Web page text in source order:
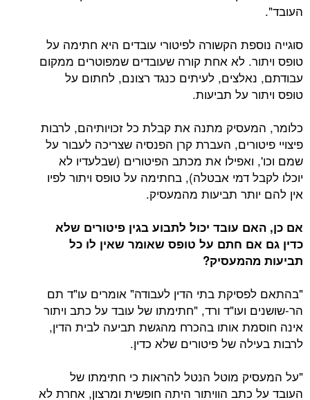
העובד".
סוגייה נוספת הקשורה לפיטורי עובדים היא חתימה על
טופס ויתור. לא אחת קורה שעובדים שמפוטרים ממקום
עבודתם, נאלצים, לעיתים כנגד רצונם, לחתום על
טופס ויתור על תביעות.
כלומר, המעסיק מתנה את קבלת כל זכויותיהם, לרבות
פיצויי פיטורים, העברת קרן הפנסיה שצריכה לעבור על
שמם וכו', ואפילו את מכתב הפיטורים (שבלעדיו לא
יוכלו לקבל דמי אבטלה), בחתימה על טופס ויתור לפיו
אין להם יותר תביעות מהמעסיק.
אם כן, האם עובד יכול לתבוע בגין פיטורים שלא
כדין גם אם חתם על טופס שאומר שאין לו כל
תביעות מהמעסיק?
"בהתאם לפסיקת בתי הדין לעבודה" אומרים עו"ד תם
הר-שושנים ועו"ד ורד, "חתימתו של עובד על כתב ויתור
אינה חוסמת אותו בהכרח מהגשת תביעה לבית הדין,
לרבות בעילה של פיטורים שלא כדין.
"על המעסיק מוטל הנטל להראות כי חתימתו של
העובד על כתב הוויתור היתה חופשית ומרצון, אחרת לא